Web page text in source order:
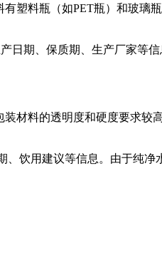
料瓶（如PET瓶）和玻璃
期、保质期、生产厂家等
料的透明度和硬度要求较
饮用建议等信息。由于纯净